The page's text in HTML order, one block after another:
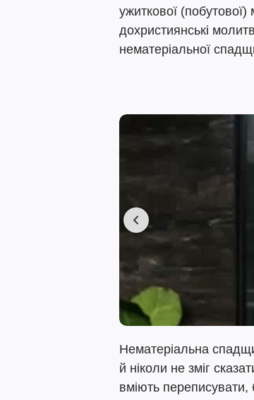
ужиткової (побутової)
дохристиянські
нематеріальної
Нематеріальна
й ніколи не зміг
вміють